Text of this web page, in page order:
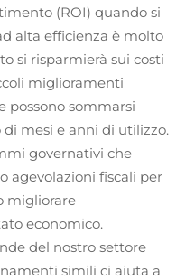
(ROI) quando si
alta efficienza è molto
si risparmierà sui costi
miglioramenti
possono sommarsi
mesi e anni di utilizzo.
governativi che
agevolazioni fiscali per
migliorare
economico.
del nostro settore
simili ci aiuta a